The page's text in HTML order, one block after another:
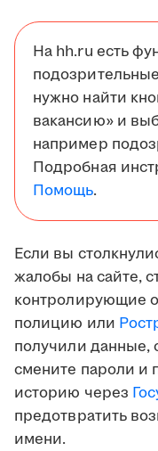
На hh.ru есть
нужно найти
вакансию» и
например
Подробная
Помощь.
Если вы
жалобы на сайте,
контролирующие
полицию или
получили данные,
смените пароли и
историю через
предотвратить
имени.